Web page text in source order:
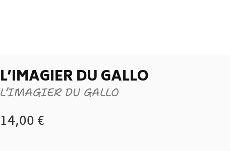
L’IMAGIER DU GALLO
L’IMAGIER DU GALLO
14,00€